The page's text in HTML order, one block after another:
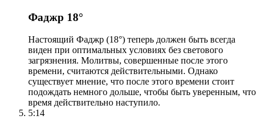
Фаджр 18°
Настоящий Фаджр (18°) теперь должен быть всегда
виден при оптимальных условиях без светового
загрязнения. Молитвы, совершенные после этого
времени, считаются действительными. Однако
существует мнение, что после этого времени стоит
подождать немного дольше, чтобы быть уверенным, что
время действительно наступило.
5:14